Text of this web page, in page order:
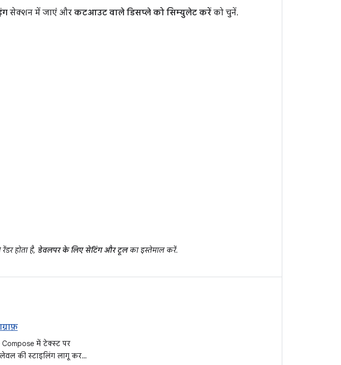
सेक्शन में जाएं और कटआउट वाले डिसप्ले को सिम्युलेट करें को चुनें.
होता है, डेवलपर के लिए सेटिंग और टूलका इस्तेमाल करें.
में टेक्स्ट पर
लेवल की स्टाइलिंग लागू करने